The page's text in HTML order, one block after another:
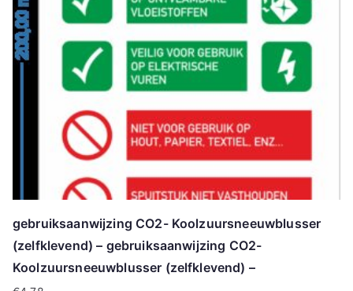
gebruiksaanwijzing CO2- Koolzuursneeuwblusser
(zelfklevend) – gebruiksaanwijzing CO2-
Koolzuursneeuwblusser (zelfklevend) –